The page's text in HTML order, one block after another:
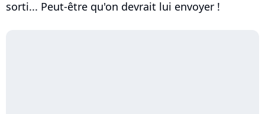
sorti... Peut-être qu'on devrait lui envoyer !